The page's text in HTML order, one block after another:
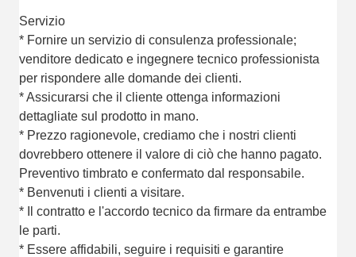
Servizio
* Fornire un servizio di consulenza professionale;
venditore dedicato e ingegnere tecnico professionista
per rispondere alle domande dei clienti.
* Assicurarsi che il cliente ottenga informazioni
dettagliate sul prodotto in mano.
* Prezzo ragionevole, crediamo che i nostri clienti
dovrebbero ottenere il valore di ciò che hanno pagato.
Preventivo timbrato e confermato dal responsabile.
* Benvenuti i clienti a visitare.
* Il contratto e l'accordo tecnico da firmare da entrambe
le parti.
* Essere affidabili, seguire i requisiti e garantire